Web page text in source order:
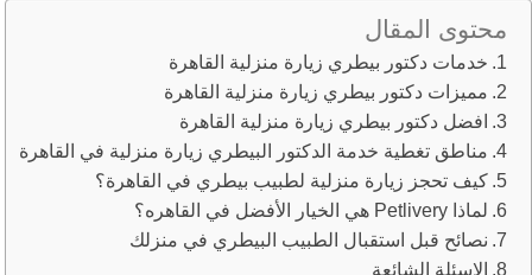
محتوى المقال
خدمات دكتور بيطري زيارة منزلية القاهرة
مميزات دكتور بيطري زيارة منزلية القاهرة
افضل دكتور بيطري زيارة منزلية القاهرة
مناطق تغطية خدمة الدكتور البيطري زيارة منزلية في القاهرة
كيف تحجز زيارة منزلية لطبيب بيطري في القاهرة؟
لماذا Petlivery هي الخيار الأفضل في القاهره؟
نصائح قبل استقبال الطبيب البيطري في منزلك
الاسئلة الشائعة